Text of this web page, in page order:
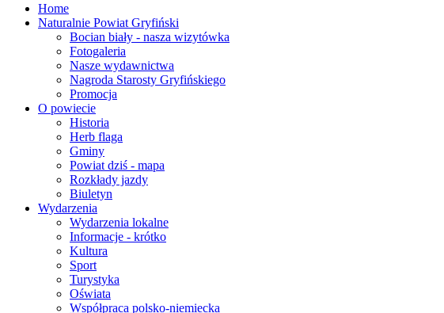
Home
Naturalnie Powiat Gryfiński
Bocian biały - nasza wizytówka
Fotogaleria
Nasze wydawnictwa
Nagroda Starosty Gryfińskiego
Promocja
O powiecie
Historia
Herb flaga
Gminy
Powiat dziś - mapa
Rozkłady jazdy
Biuletyn
Wydarzenia
Wydarzenia lokalne
Informacje - krótko
Kultura
Sport
Turystyka
Oświata
Współpraca polsko-niemiecka